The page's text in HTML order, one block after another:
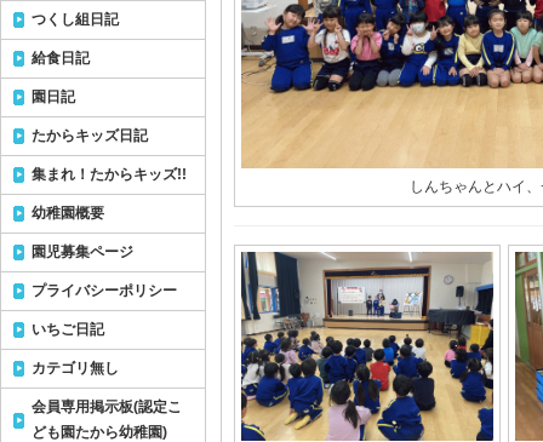
しんちゃんとハイ
つくし組日記
給食日記
園日記
たからキッズ日記
集まれ！たからキッズ!!
幼稚園概要
園児募集ページ
プライバシーポリシー
いちご日記
カテゴリ無し
会員専用掲示板(認定こ
ども園たから幼稚園)